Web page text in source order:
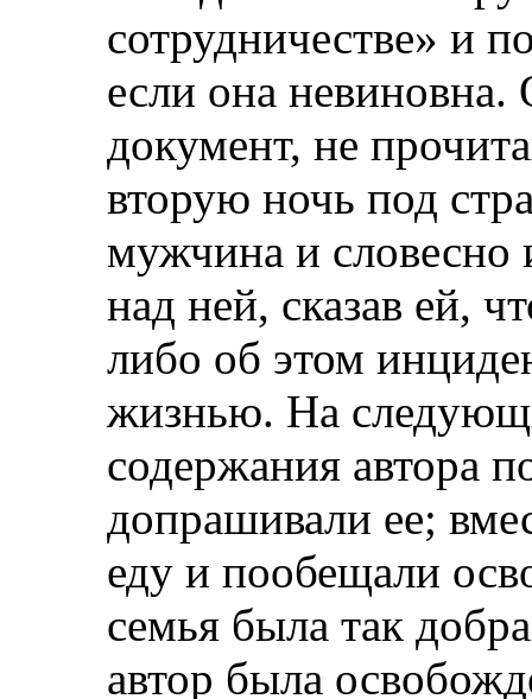
сотрудничестве» и
если она невиновна.
документ, не
вторую ночь под
мужчина и словесно
над ней, сказав ей,
либо об этом
жизнью. На
содержания автора
допрашивали ее;
еду и пообещали
семья была так
автор была